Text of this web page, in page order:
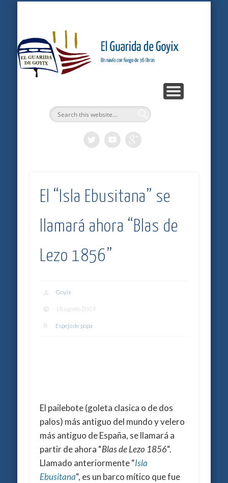
El “Isla Ebusitana” se
llamará ahora “Blas de
Lezo 1856”
Goyix
18 agosto 2009
Espejo de popa
El pailebote (goleta clasica o de dos
palos) más antiguo del mundo y velero
más antiguo de España, se llamará a
partir de ahora “Blas de Lezo 1856“.
Llamado anteriormente “Isla
Ebusitana“, es un barco mítico que fue